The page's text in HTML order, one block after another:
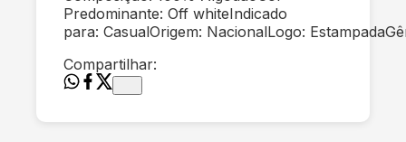
Predominante: Off whiteIndicado
para: CasualOrigem: NacionalLogo:
Compartilhar: